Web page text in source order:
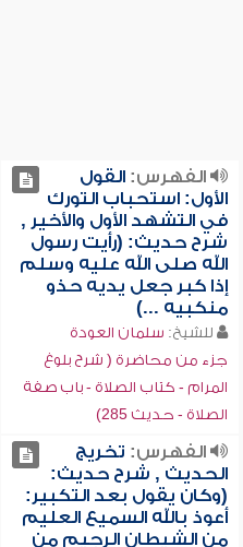
الفهرس:القول
الأول: استحباب التورك
في التشهد الأول والأخير ,
شرح حديث: (رأيت رسول
الله صلى الله عليه وسلم
إذا كبر جعل يديه حذو
منكبيه ...)
للشيخ: سلمان العودة
جزء من محاضرة ( شرح بلوغ
المرام - كتاب الصلاة - باب صفة
الصلاة - حديث 285)
الفهرس: تخريج
الحديث , شرح حديث:
(وكان يقول بعد التكبير:
أعوذ بالله السميع العليم
من الشيطان الرجيم من